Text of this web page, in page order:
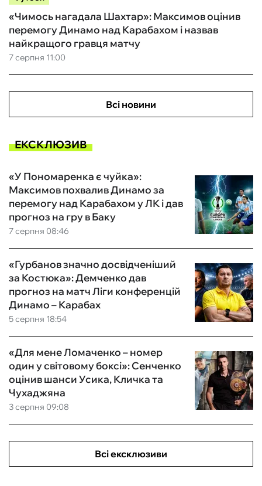
7 серпня 11:00
«Чимось нагадала Шахтар»: Максимов оцінив
перемогу Динамо над Карабахом і назвав
найкращого гравця матчу
Всі новини
ЕКСКЛЮЗИВ
7 серпня 08:46
«У Пономаренка є чуйка»:
Максимов похвалив Динамо за
перемогу над Карабахом у ЛК і дав
прогноз на гру в Баку
5 серпня 18:54
«Гурбанов значно досвідченіший
за Костюка»: Демченко дав
прогноз на матч Ліги конференцій
Динамо – Карабах
3 серпня 09:08
«Для мене Ломаченко – номер
один у світовому боксі»: Сенченко
оцінив шанси Усика, Кличка та
Чухаджяна
Всі ексклюзиви